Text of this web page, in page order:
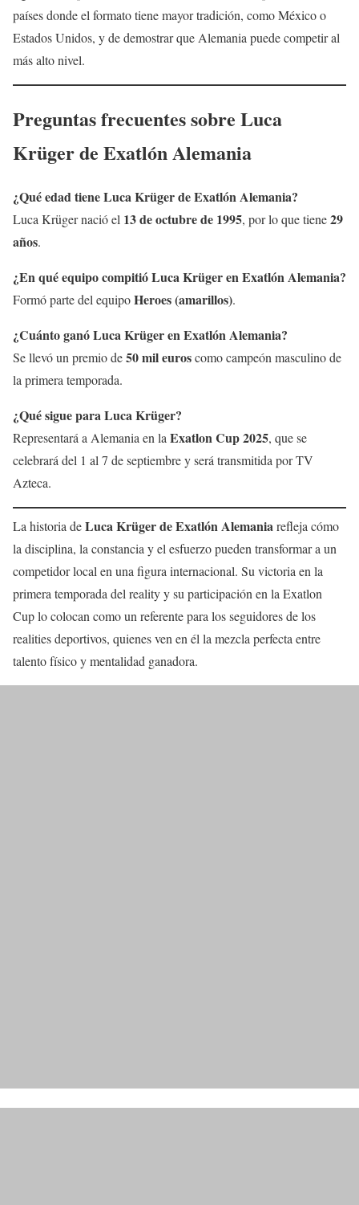
países donde el formato tiene mayor tradición, como México o
Estados Unidos, y de demostrar que Alemania puede competir al
más alto nivel.
Preguntas frecuentes sobre Luca
Krüger de Exatlón Alemania
¿Qué edad tiene Luca Krüger de Exatlón Alemania?
Luca Krüger nació el 13 de octubre de 1995, por lo que tiene29
años.
¿En qué equipo compitió Luca Krüger en Exatlón Alemania?
Formó parte del equipoHeroes (amarillos).
¿Cuánto ganó Luca Krüger en Exatlón Alemania?
Se llevó un premio de50 mil euroscomo campeón masculino de
la primera temporada.
¿Qué sigue para Luca Krüger?
Representará a Alemania en la Exatlon Cup 2025, que se
celebrará del 1 al 7 de septiembre y será transmitida por TV
Azteca.
La historia deLuca Krüger de Exatlón Alemaniarefleja cómo
la disciplina, la constancia y el esfuerzo pueden transformar a un
competidor local en una figura internacional. Su victoria en la
primera temporada del reality y su participación en la Exatlon
Cup lo colocan como un referente para los seguidores de los
realities deportivos, quienes ven en él la mezcla perfecta entre
talento físico y mentalidad ganadora.